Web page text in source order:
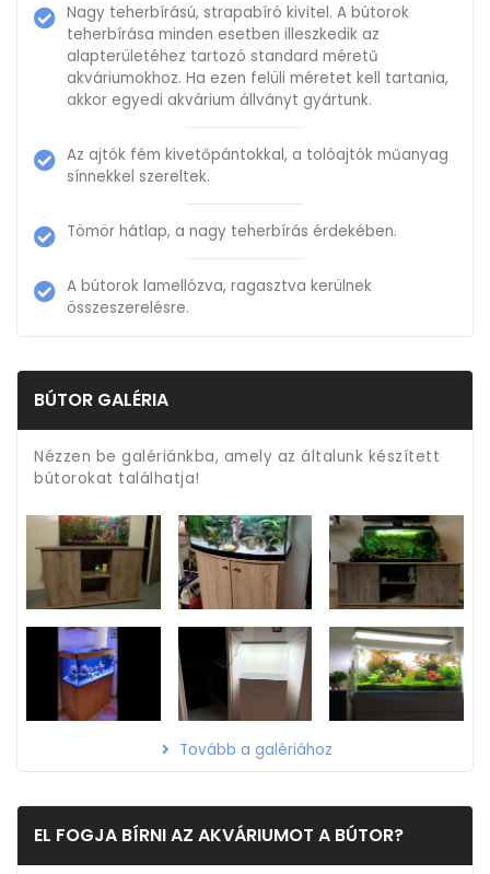
Nagy teherbírású, strapabíró kivitel. A bútorok
teherbírása minden esetben illeszkedik az
alapterületéhez tartozó standard méretű
akváriumokhoz. Ha ezen felüli méretet kell tartania,
akkor egyedi akvárium állványt gyártunk.
Az ajtók fém kivetőpántokkal, a tolóajtók műanyag
sínnekkel szereltek.
Tömör hátlap, a nagy teherbírás érdekében.
A bútorok lamellózva, ragasztva kerülnek
összeszerelésre.
BÚTOR GALÉRIA
Nézzen be galériánkba, amely az általunk készített
bútorokat találhatja!
Tovább a galériához
EL FOGJA BÍRNI AZ AKVÁRIUMOT A BÚTOR?